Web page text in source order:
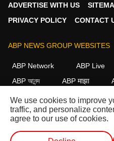
ADVERTISE WITH US
PRIVACY POLICY
CONTACT
ABP NEWS GROUP WEBSITES
ABP Network ABP Live
ABP আনন্দ
ABP माझा
ABP Ganga
ABP ਸਾਂਝਾ
FOLLOW US
We use cookies to improve
traffic, and personalize
agree to our use of cookies.